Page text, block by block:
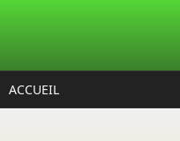
ACCUEIL